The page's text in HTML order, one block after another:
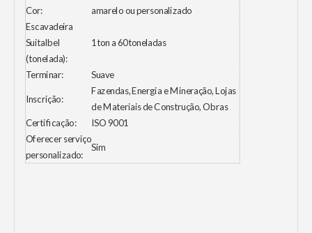
Cor:
amarelo ou personalizado
Escavadeira
Suitalbel
(tonelada):
1ton a 60toneladas
Terminar: Suave
Inscrição:
Fazendas, Energia e Mineração, Lojas
de Materiais de Construção, Obras
Certificação:
ISO 9001
Oferecer serviço
personalizado:
Sim